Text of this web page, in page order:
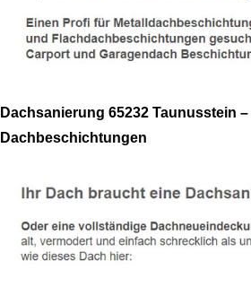
Dachsanierung 65232 Taunusstein
Dachbeschichtungen